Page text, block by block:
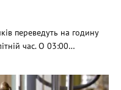
переведуть на годину
час. О 03:00…